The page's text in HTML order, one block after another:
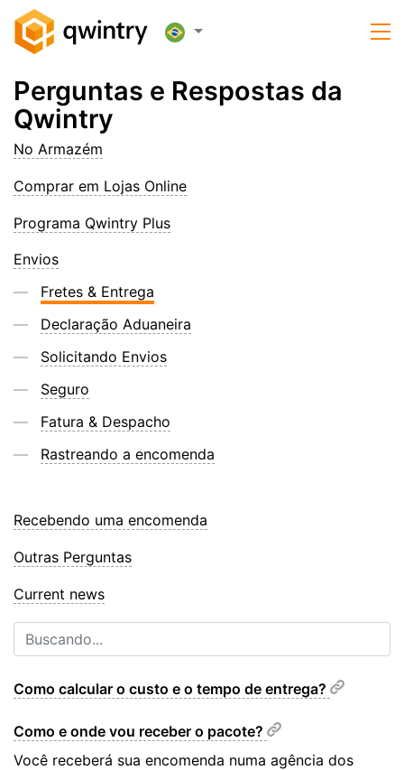
Perguntas e Respostas da
Qwintry
No Armazém
Comprar em Lojas Online
Programa Qwintry Plus
Envios
Fretes & Entrega
Declaração Aduaneira
Solicitando Envios
Seguro
Fatura & Despacho
Rastreando a encomenda
Recebendo uma encomenda
Outras Perguntas
Current news
Como calcular o custo e o tempo de entrega?
Como e onde vou receber o pacote?
Você receberá sua encomenda numa agência dos